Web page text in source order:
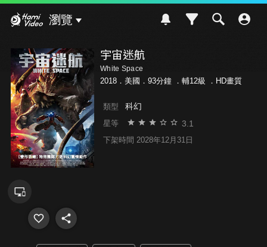
瀏覽
宇宙迷航
White Space
2018．美國．93分鐘 ． 輔12級 ．HD畫質
類型 科幻
星等 3.1
下架時間 2028年12月31日